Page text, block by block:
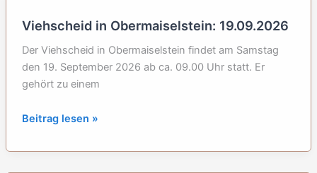
Viehscheid in Obermaiselstein: 19.09.2026
Der Viehscheid in Obermaiselstein findet am Samstag
den 19. September 2026 ab ca. 09.00 Uhr statt. Er
gehört zu einem
Viehscheid
Obermaiselstein:
Beitrag lesen »